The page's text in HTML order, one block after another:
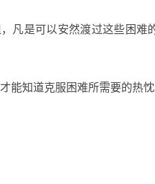
是可以安然渡过这些困难
能知道克服困难所需要的热